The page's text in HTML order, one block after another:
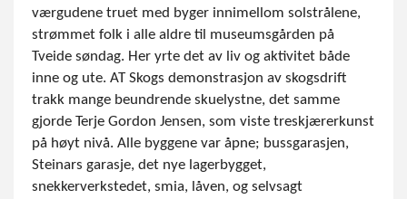
værgudene truet med byger innimellom solstrålene,
strømmet folk i alle aldre til museumsgården på
Tveide søndag. Her yrte det av liv og aktivitet både
inne og ute. AT Skogs demonstrasjon av skogsdrift
trakk mange beundrende skuelystne, det samme
gjorde Terje Gordon Jensen, som viste treskjærerkunst
på høyt nivå. Alle byggene var åpne; bussgarasjen,
Steinars garasje, det nye lagerbygget,
snekkerverkstedet, smia, låven, og selvsagt